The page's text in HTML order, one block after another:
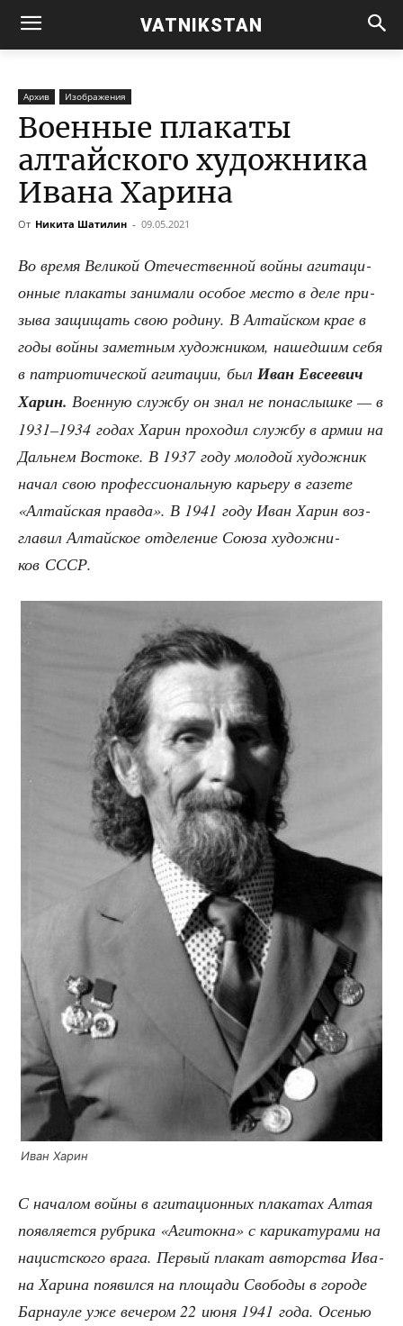
VATNIKSTAN
Архив Изображения
Военные плакаты
алтайского художника
Ивана Харина
От Никита Шатилин - 09.05.2021
Во вре­мя Вели­кой Оте­че­ствен­ной вой­ны аги­та­ци­
он­ные пла­ка­ты зани­ма­ли осо­бое место в деле при­
зы­ва защи­щать свою роди­ну. В Алтай­ском крае в
годы вой­ны замет­ным худож­ни­ком, нашед­шим себя
в пат­ри­о­ти­че­ской аги­та­ции, был Иван Евсе­е­вич
Харин. Воен­ную служ­бу он знал не пона­слыш­ке — в
1931–1934 годах Харин про­хо­дил служ­бу в армии на
Даль­нем Восто­ке. В 1937 году моло­дой худож­ник
начал свою про­фес­си­о­наль­ную карье­ру в газе­те
«Алтай­ская прав­да». В 1941 году Иван Харин воз­
гла­вил Алтай­ское отде­ле­ние Сою­за худож­ни­
ков СССР.
Иван Харин
С нача­лом вой­ны в аги­та­ци­он­ных пла­ка­тах Алтая
появ­ля­ет­ся руб­ри­ка «Аги­ток­на» с кари­ка­ту­ра­ми на
нацист­ско­го вра­га. Пер­вый пла­кат автор­ства Ива­
на Хари­на появил­ся на пло­ща­ди Сво­бо­ды в горо­де
Бар­нау­ле уже вече­ром 22 июня 1941 года. Осе­нью